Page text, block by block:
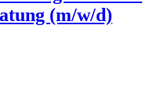
(m/w/d)